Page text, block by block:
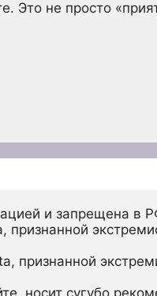
не просто
и запрещена в
признанной
носит сугубо